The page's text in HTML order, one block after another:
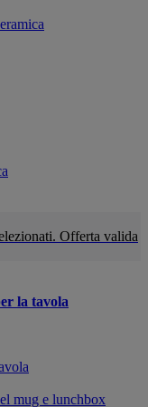
Offerta valida
la tavola
mug e lunchbox